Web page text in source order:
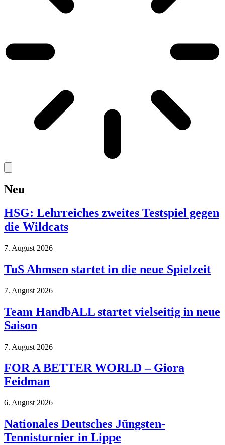
Neu
HSG: Lehrreiches zweites Testspiel gegen
die Wildcats
7. August 2026
TuS Ahmsen startet in die neue Spielzeit
7. August 2026
Team HandbALL startet vielseitig in neue
Saison
7. August 2026
FOR A BETTER WORLD – Giora
Feidman
6. August 2026
Nationales Deutsches Jüngsten-
Tennisturnier in Lippe